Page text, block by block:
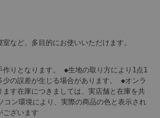
など、多目的にお使いいただけます。
作りとなります。 ◆生地の取り方により1点1
少の誤差が生じる場合があります。 ◆オンラ
す在庫につきましては、実店舗と在庫を共
ン環境により、実際の商品の色と表示され
ございます